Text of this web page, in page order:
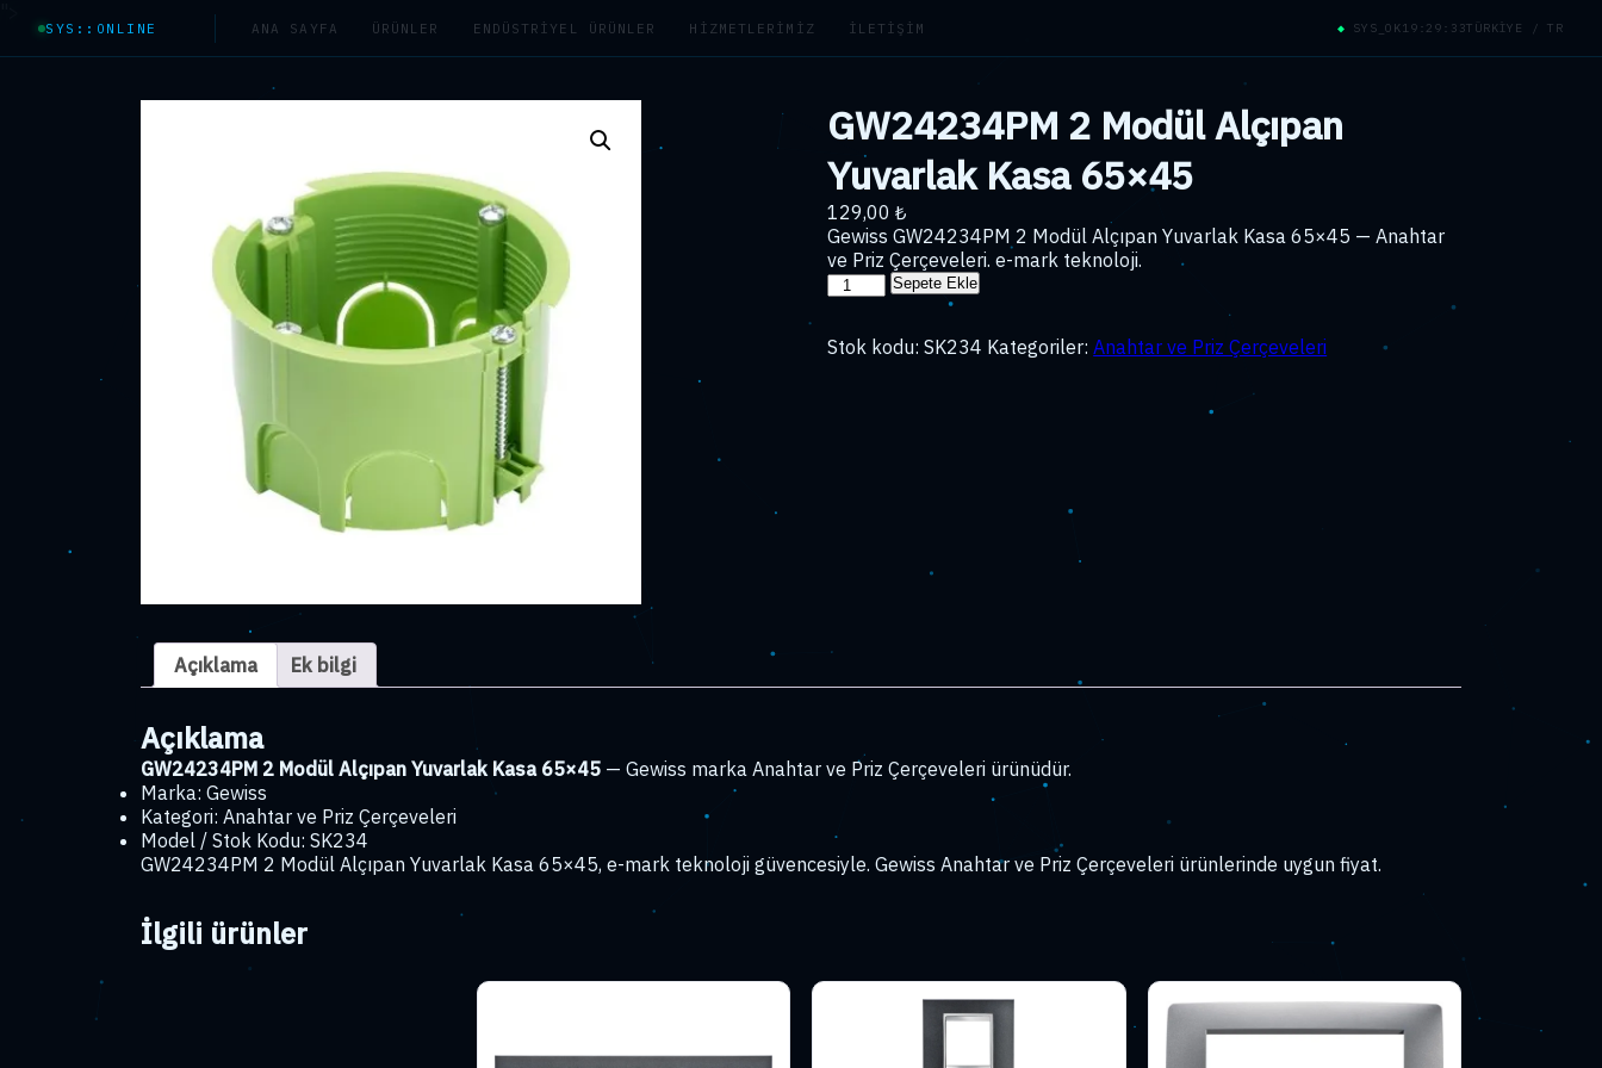
SYS::ONLINE ANA SAYFA ÜRÜNLER ENDÜSTRIYEL ÜRÜNLER HIZMETLERIMIZ İLETIŞIM ◆ SYS_OK19:29:34TÜRKİYE / TR
GW24234PM 2 Modül Alçıpan
Yuvarlak Kasa 65×45
129,00₺
Gewiss GW24234PM 2 Modül Alçıpan Yuvarlak Kasa 65×45 — Anahtar
ve Priz Çerçeveleri. e-mark teknoloji.
GW24234PM
Alçıpan
Sepete Ekle
Stok kodu:SK234 Kategoriler:Anahtar ve Priz Çerçeveleri
Açıklama Ek bilgi
Açıklama
GW24234PM 2 Modül Alçıpan Yuvarlak Kasa 65×45 — Gewiss marka Anahtar ve Priz Çerçeveleri ürünüdür.
Marka: Gewiss
Kategori: Anahtar ve Priz Çerçeveleri
Model / Stok Kodu: SK234
GW24234PM 2 Modül Alçıpan Yuvarlak Kasa 65×45, e-mark teknoloji güvencesiyle. Gewiss Anahtar ve Priz Çerçeveleri ürünlerinde uygun fiyat.
İlgili ürünler